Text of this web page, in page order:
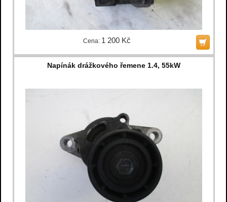
Cena: 1 200 Kč
Napínák drážkového řemene 1.4, 55kW